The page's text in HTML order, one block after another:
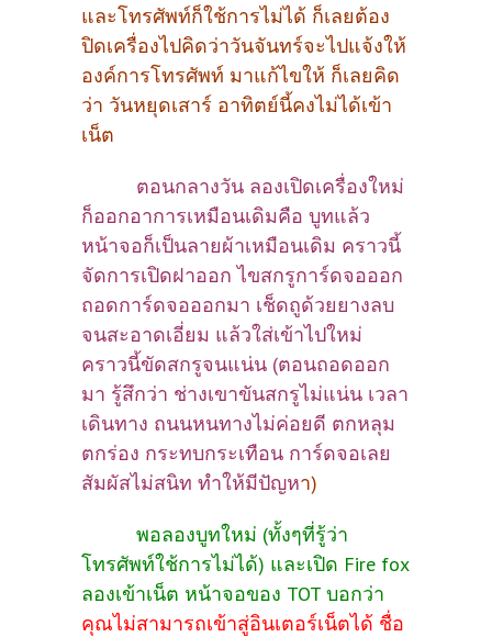
และโทรศัพท์ก็ใช้การไม่ได้ ก็เลยต้อง
ปิดเครื่องไปคิดว่าวันจันทร์จะไปแจ้งให้
องค์การโทรศัพท์ มาแก้ไขให้ ก็เลยคิด
ว่า วันหยุดเสาร์ อาทิตย์นี้คงไม่ได้เข้า
เน็ต
ตอนกลางวัน ลองเปิดเครื่องใหม่
ก็ออกอาการเหมือนเดิมคือ บูทแล้ว
หน้าจอก็เป็นลายผ้าเหมือนเดิม คราวนี้
จัดการเปิดฝาออก ไขสกรูการ์ดจอออก
ถอดการ์ดจอออกมา เช็ดถูด้วยยางลบ
จนสะอาดเอี่ยม แล้วใส่เข้าไปใหม่
คราวนี้ขัดสกรูจนแน่น (ตอนถอดออก
มา รู้สึกว่า ช่างเขาขันสกรูไม่แน่น เวลา
เดินทาง ถนนหนทางไม่ค่อยดี ตกหลุม
ตกร่อง กระทบกระเทือน การ์ดจอเลย
สัมผัสไม่สนิท ทำให้มีปัญหา)
พอลองบูทใหม่ (ทั้งๆที่รู้ว่า
โทรศัพท์ใช้การไม่ได้) และเปิด Fire fox
ลองเข้าเน็ต หน้าจอของ TOT บอกว่า
คุณไม่สามารถเข้าสู่อินเตอร์เน็ตได้ ชื่อ